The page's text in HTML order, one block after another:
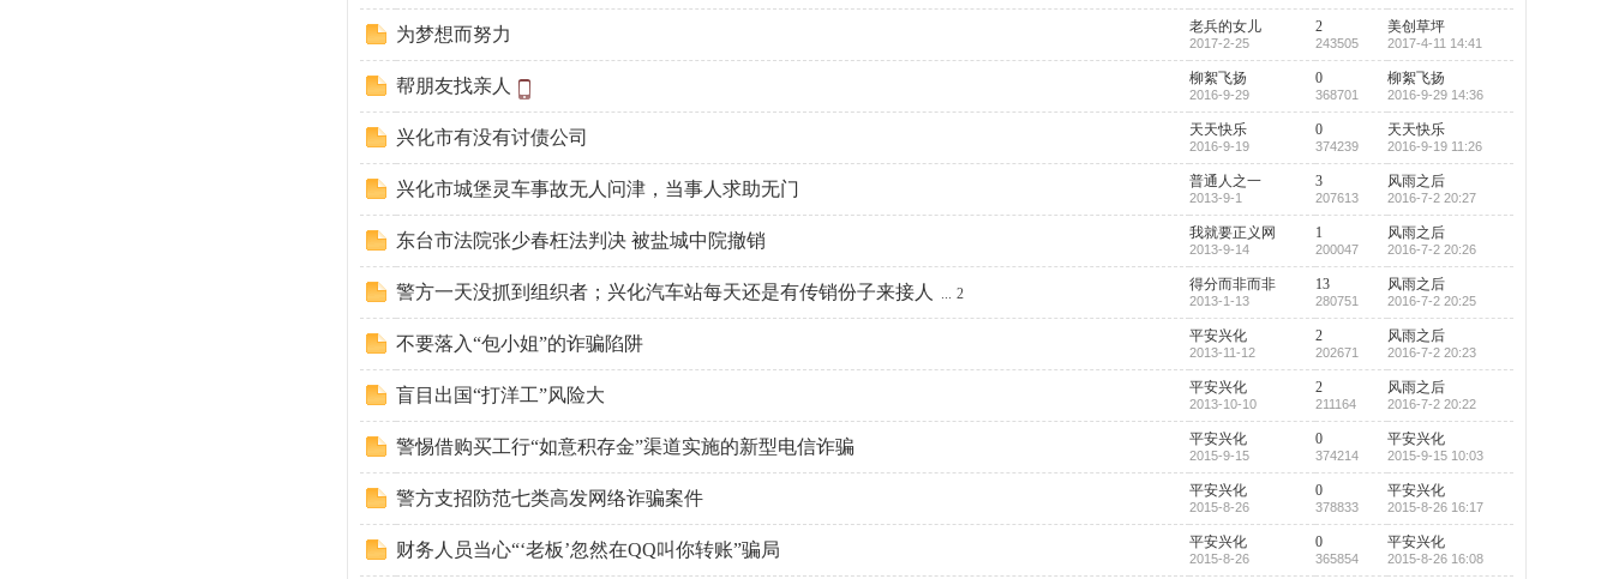
为梦想而努力 老兵的女儿
2017-2-25
2
243505
美创草坪
2017-4-11 14:41
帮朋友找亲人 柳絮飞扬
2016-9-29
0
368701
柳絮飞扬
2016-9-29 14:36
兴化市有没有讨债公司 天天快乐
2016-9-19
0
374239
天天快乐
2016-9-19 11:26
兴化市城堡灵车事故无人问津，当事人求助无门 普通人之一
2013-9-1
3
207613
风雨之后
2016-7-2 20:27
东台市法院张少春枉法判决 被盐城中院撤销 我就要正义网
2013-9-14
1
200047
风雨之后
2016-7-2 20:26
警方一天没抓到组织者；兴化汽车站每天还是有传销份子来接人 ... 2
得分而非而非
2013-1-13
13
280751
风雨之后
2016-7-2 20:25
不要落入“包小姐”的诈骗陷阱 平安兴化
2013-11-12
2
202671
风雨之后
2016-7-2 20:23
盲目出国“打洋工”风险大 平安兴化
2013-10-10
2
211164
风雨之后
2016-7-2 20:22
警惕借购买工行“如意积存金”渠道实施的新型电信诈骗 平安兴化
2015-9-15
0
374214
平安兴化
2015-9-15 10:03
警方支招防范七类高发网络诈骗案件 平安兴化
2015-8-26
0
378833
平安兴化
2015-8-26 16:17
财务人员当心“‘老板’忽然在QQ叫你转账”骗局 平安兴化
2015-8-26
0
365854
平安兴化
2015-8-26 16:08